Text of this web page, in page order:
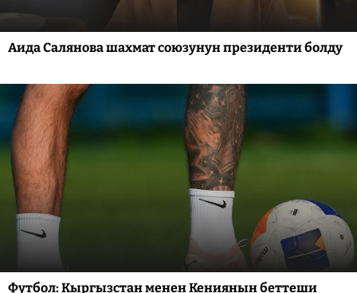
Аида Салянова шахмат союзунун президенти болду
Футбол: Кыргызстан менен Кениянын беттеши